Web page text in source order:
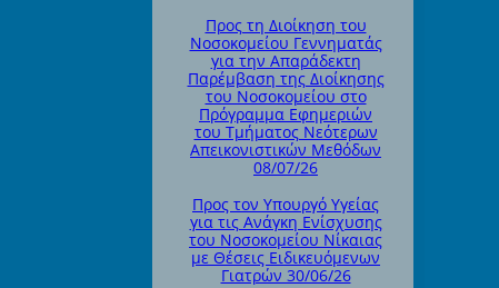
Προς τη Διοίκηση του
Νοσοκομείου Γεννηματάς
για την Απαράδεκτη
Παρέμβαση της Διοίκησης
του Νοσοκομείου στο
Πρόγραμμα Εφημεριών
του Τμήματος Νεότερων
Απεικονιστικών Μεθόδων
08/07/26
Προς τον Υπουργό Υγείας
για τις Ανάγκη Ενίσχυσης
του Νοσοκομείου Νίκαιας
με Θέσεις Ειδικευόμενων
Γιατρών 30/06/26